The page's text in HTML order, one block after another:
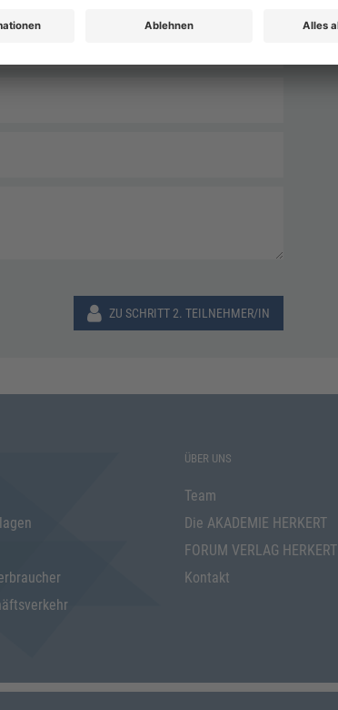
ZU SCHRITT 2. TEILNEHMER/IN
ÜBER UNS
Team
Die AKADEMIE HERKERT
FORUM VERLAG HERKERT
Kontakt